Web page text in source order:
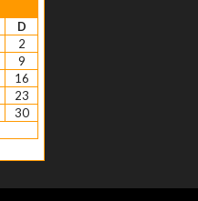
D
2
9
16
23
30